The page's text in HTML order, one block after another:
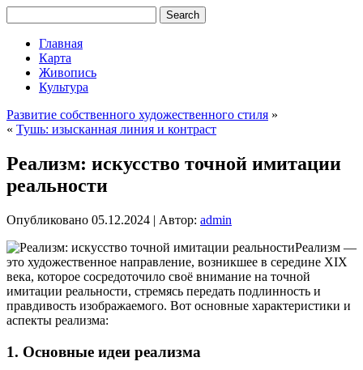
Главная
Карта
Живопись
Культура
Развитие собственного художественного стиля »
« Тушь: изысканная линия и контраст
Реализм: искусство точной имитации
реальности
Опубликовано 05.12.2024 | Автор: admin
Реализм —
это художественное направление, возникшее в середине XIX
века, которое сосредоточило своё внимание на точной
имитации реальности, стремясь передать подлинность и
правдивость изображаемого. Вот основные характеристики и
аспекты реализма:
1. Основные идеи реализма